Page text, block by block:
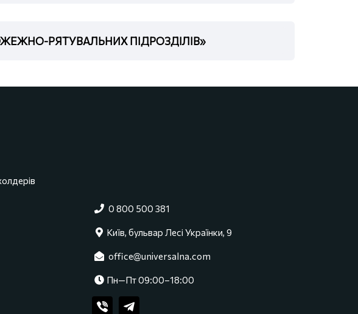
ПОЖЕЖНО-РЯТУВАЛЬНИХ ПІДРОЗДІЛІВ»
0 800 500 381
Київ, бульвар Лесі Українки, 9
office@universalna.com
Пн—Пт 09:00–18:00